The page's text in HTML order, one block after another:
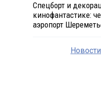
Спецборт и
кинофантастике:
аэропорт